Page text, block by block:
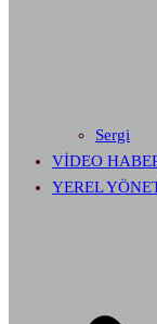
Sergi
VİDEO
YEREL